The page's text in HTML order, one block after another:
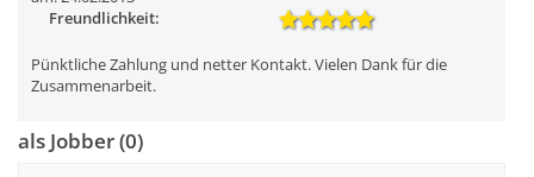
Freundlichkeit:
Pünktliche Zahlung und netter Kontakt. Vielen Dank für die
Zusammenarbeit.
als Jobber (0)